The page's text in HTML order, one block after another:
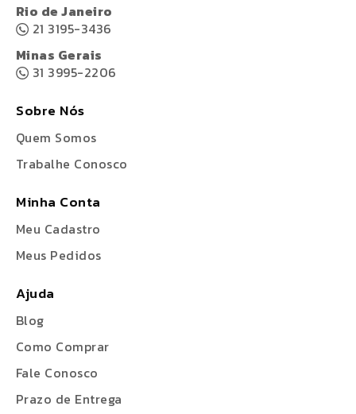
Rio de Janeiro
21 3195-3436
Minas Gerais
31 3995-2206
Sobre Nós
Quem Somos
Trabalhe Conosco
Minha Conta
Meu Cadastro
Meus Pedidos
Ajuda
Blog
Como Comprar
Fale Conosco
Prazo de Entrega